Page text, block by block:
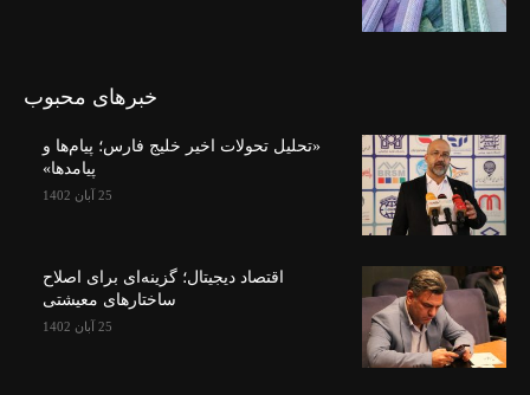
خبرهای محبوب
«تحلیل تحولات اخیر خلیج فارس؛ پیام‌ها و
پیامدها»
25 آبان 1402
اقتصاد دیجیتال؛ گزینه‌ای برای اصلاح
ساختارهای معیشتی
25 آبان 1402